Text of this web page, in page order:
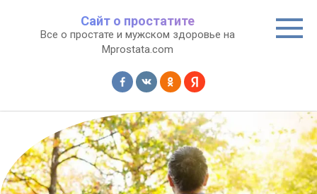
контенту
Сайт о простатите
Все о простате и мужском здоровье на
Mprostata.com